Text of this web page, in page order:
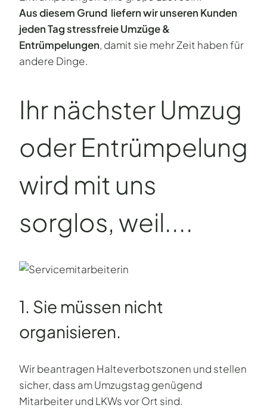
Aus diesem Grund liefern wir unseren Kunden
jeden Tag stressfreie Umzüge &
Entrümpelungen, damit sie mehr Zeit haben für
andere Dinge.
Ihr nächster Umzug
oder Entrümpelung
wird mit uns
sorglos, weil....
1. Sie müssen nicht
organisieren.
Wir beantragen Halteverbotszonen und stellen
sicher, dass am Umzugstag genügend
Mitarbeiter und LKWs vor Ort sind.